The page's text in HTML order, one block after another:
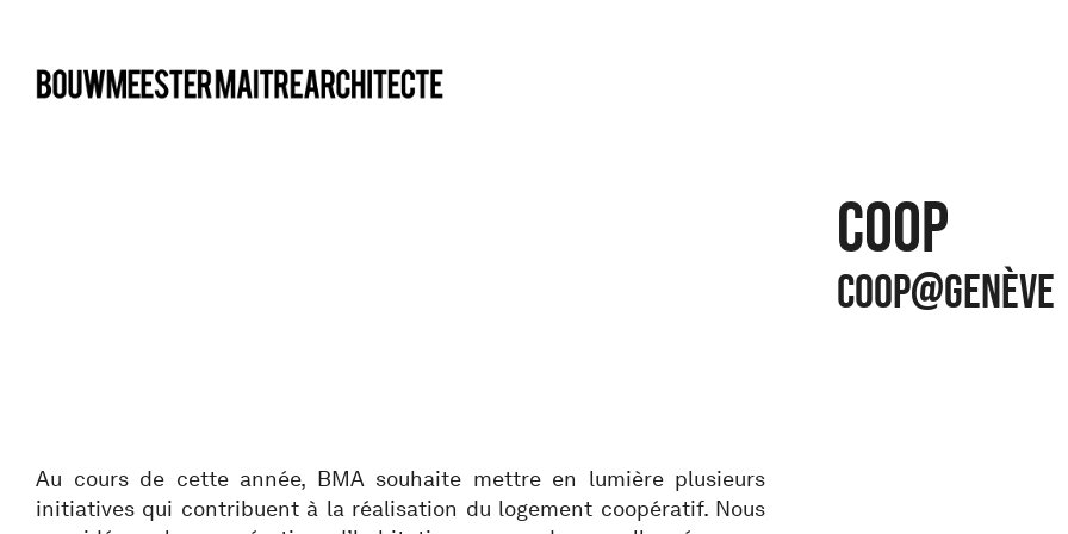
COOP
COOP@Genève
Au cours de cette année, BMA souhaite mettre en lumière plusieurs
initiatives qui contribuent à la réalisation du logement coopératif. Nous